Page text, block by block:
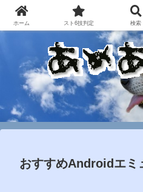
おすすめAndroidエミ
ホーム スト6技判定 検索